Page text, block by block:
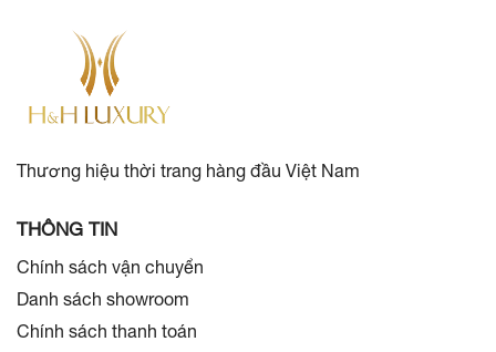
Thương hiệu thời trang hàng đầu Việt Nam
THÔNG TIN
Chính sách vận chuyển
Danh sách showroom
Chính sách thanh toán